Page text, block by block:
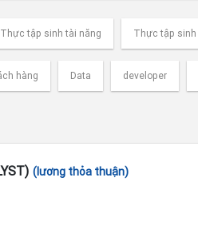
Thực tập sinh tài năng Thực tập sinh
hàng Data developer
(lương thỏa thuận)